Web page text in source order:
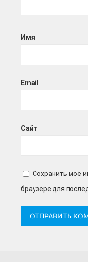
Имя
Email
Сайт
Сохранить моё
браузере для